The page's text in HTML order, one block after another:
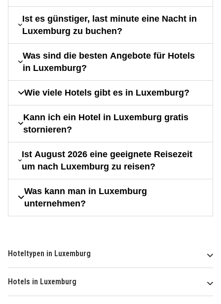
Ist es günstiger, last minute eine Nacht in
Luxemburg zu buchen?
Was sind die besten Angebote für Hotels
in Luxemburg?
Wie viele Hotels gibt es in Luxemburg?
Kann ich ein Hotel in Luxemburg gratis
stornieren?
Ist August 2026 eine geeignete Reisezeit
um nach Luxemburg zu reisen?
Was kann man in Luxemburg
unternehmen?
Hoteltypen in Luxemburg
Hotels in Luxemburg